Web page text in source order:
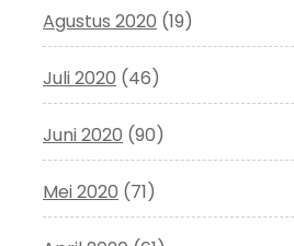
Agustus 2020 (19)
Juli 2020 (46)
Juni 2020 (90)
Mei 2020 (71)